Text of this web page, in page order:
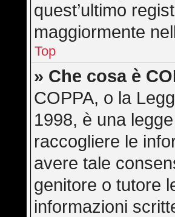
quest’ultimo
maggiormente
Top
» Che cosa è
COPPA, o la
1998, è una
raccogliere le
avere tale
genitore o tutore
informazioni